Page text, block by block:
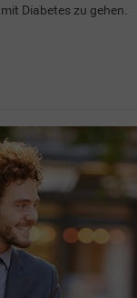
Diabetes zu gehen.